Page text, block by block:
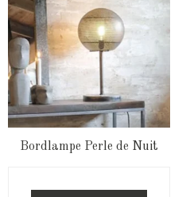
Bordlampe Perle de Nuit